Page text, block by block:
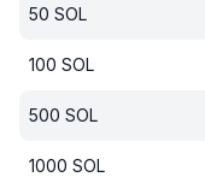
50 SOL
100 SOL
500 SOL
1000 SOL